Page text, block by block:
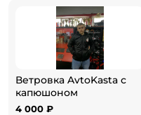
Ветровка AvtoKasta с
капюшоном
4 000 ₽